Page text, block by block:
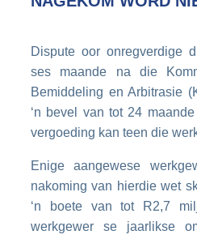
Dispute oor onregverdige
ses maande na die
Bemiddeling en Arbitrasie
‘n bevel van tot 24
vergoeding kan teen die
Enige aangewese
nakoming van hierdie wet
‘n boete van tot R2,7
werkgewer se jaarlikse